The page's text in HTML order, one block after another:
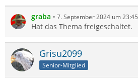
graba 7. September 2024 um 23:45
Hat das Thema freigeschaltet.
Grisu2099
Senior-Mitglied